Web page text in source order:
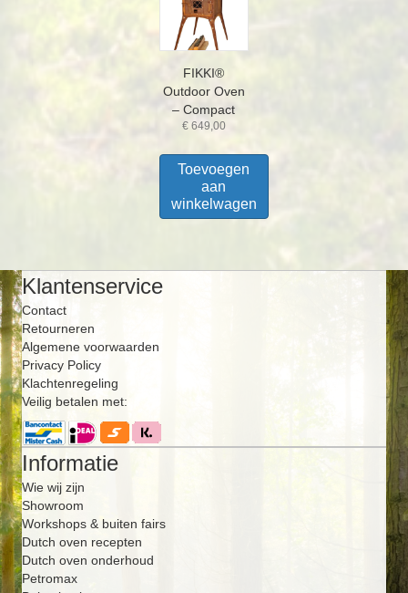
FIKKI®
Outdoor Oven
– Compact
€649,00
Toevoegen
aan
winkelwagen
Klantenservice
Contact
Retourneren
Algemene voorwaarden
Privacy Policy
Klachtenregeling
Veilig betalen met:
Informatie
Wie wij zijn
Showroom
Workshops & buiten fairs
Dutch oven recepten
Dutch oven onderhoud
Petromax